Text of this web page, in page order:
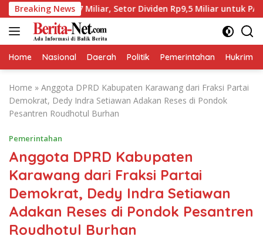
Skip
to
content
Breaking News
Miliar, Setor Dividen Rp9,5 Miliar untuk PAD
Home Nasional Daerah Politik Pemerintahan Hukrim
Home » Anggota DPRD Kabupaten Karawang dari Fraksi Partai
Demokrat, Dedy Indra Setiawan Adakan Reses di Pondok
Pesantren Roudhotul Burhan
Pemerintahan
Anggota DPRD Kabupaten
Karawang dari Fraksi Partai
Demokrat, Dedy Indra Setiawan
Adakan Reses di Pondok Pesantren
Roudhotul Burhan